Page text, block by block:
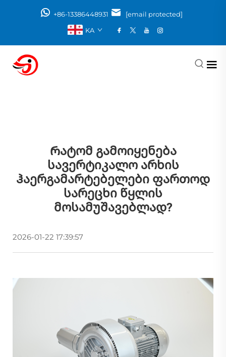
+86-13386448931
[email protected]
KA
Რატომ Გამოიყენება
Სავერტიკალო Არხის
Ჰაერგამარტებელები Ფართოდ
Სარეცხი Წყლის
Მოსამუშავებლად?
2026-01-22 17:39:57